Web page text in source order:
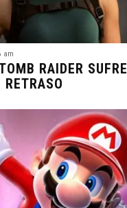
am
RAIDER SUFRE